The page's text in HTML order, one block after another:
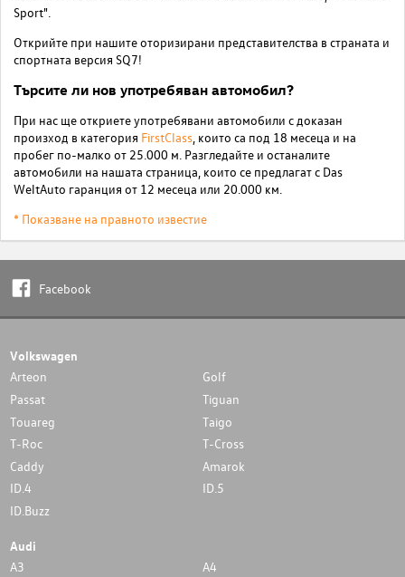
Sport".
Открийте при нашите оторизирани представителства в страната и
спортната версия SQ7!
Търсите ли нов употребяван автомобил?
При нас ще откриете употребявани автомобили с доказан
произход в категория FirstClass, които са под 18 месеца и на
пробег по-малко от 25.000 м. Разгледайте и останалите
автомобили на нашата страница, които се предлагат с Das
WeltAuto гаранция от 12 месеца или 20.000 км.
* Показване на правното известие
Facebook
Volkswagen
Arteon
Golf
Passat
Tiguan
Touareg
Taigo
T-Roc
T-Cross
Caddy
Amarok
ID.4
ID.5
ID.Buzz
Audi
A3
A4